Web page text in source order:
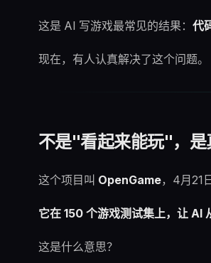
这是 AI 写游戏最常见的结果： 代
现在，有人认真解决了这个问题。
不是"看起来能玩"，是
这个项目叫 OpenGame，4月21
它在 150 个游戏测试集上，让
这是什么意思？